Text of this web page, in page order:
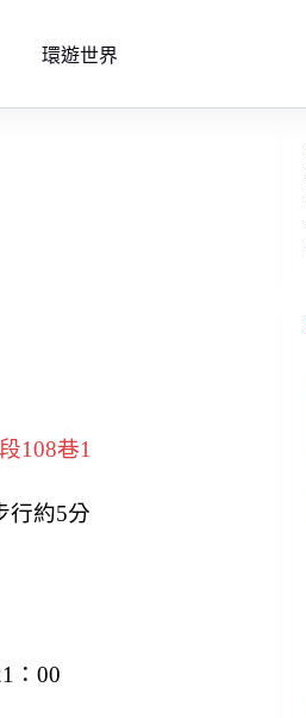
環遊世界
108巷1
行約5分
：00